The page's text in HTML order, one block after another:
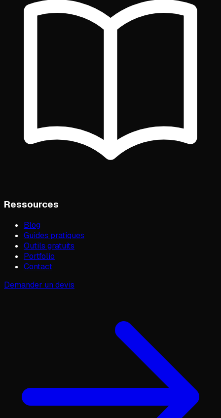
Ressources
Blog
Guides pratiques
Outils gratuits
Portfolio
Contact
Demander un devis